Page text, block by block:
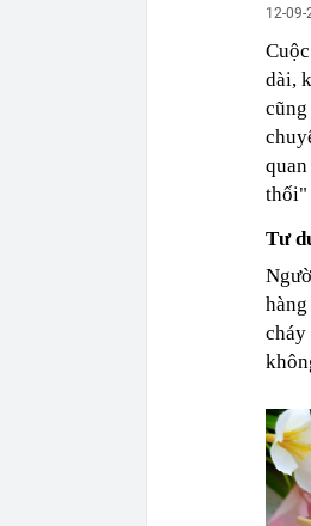
12-09-
dài,
cũng
thối"
Tư
cháy